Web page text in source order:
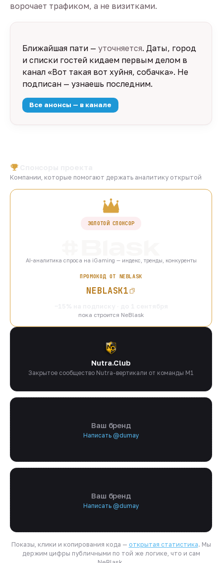
ворочает трафиком, а не визитками.
Ближайшая пати — уточняется. Даты, город
и списки гостей кидаем первым делом в
канал «Вот такая вот хуйня, собачка». Не
подписан — узнаешь последним.
Все анонсы — в канале
Компании, которые помогают держать аналитику открытой
ЗОЛОТОЙ СПОНСОР
AI-аналитика спроса на iGaming — индекс, тренды, конкуренты
ПРОМОКОД ОТ NEBLASK
NEBLASK1
пока строится NeBlask
Nutra.Club
Закрытое сообщество Nutra-вертикали от команды M1
Ваш бренд
Написать @dumay
Ваш бренд
Написать @dumay
Показы, клики и копирования кода — открытая статистика. Мы
держим цифры публичными по той же логике, что и сам